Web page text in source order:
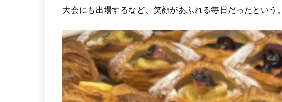
大会にも出場するなど、笑顔があふれる毎日だったという。